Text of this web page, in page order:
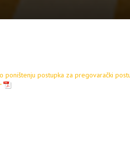
poništenju postupka za pregovarački